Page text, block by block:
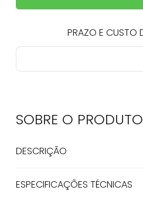
SOBRE O PRODUTO
DESCRIÇÃO
ESPECIFICAÇÕES TÉCNICAS